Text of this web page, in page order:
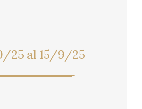
25 al 15/9/25